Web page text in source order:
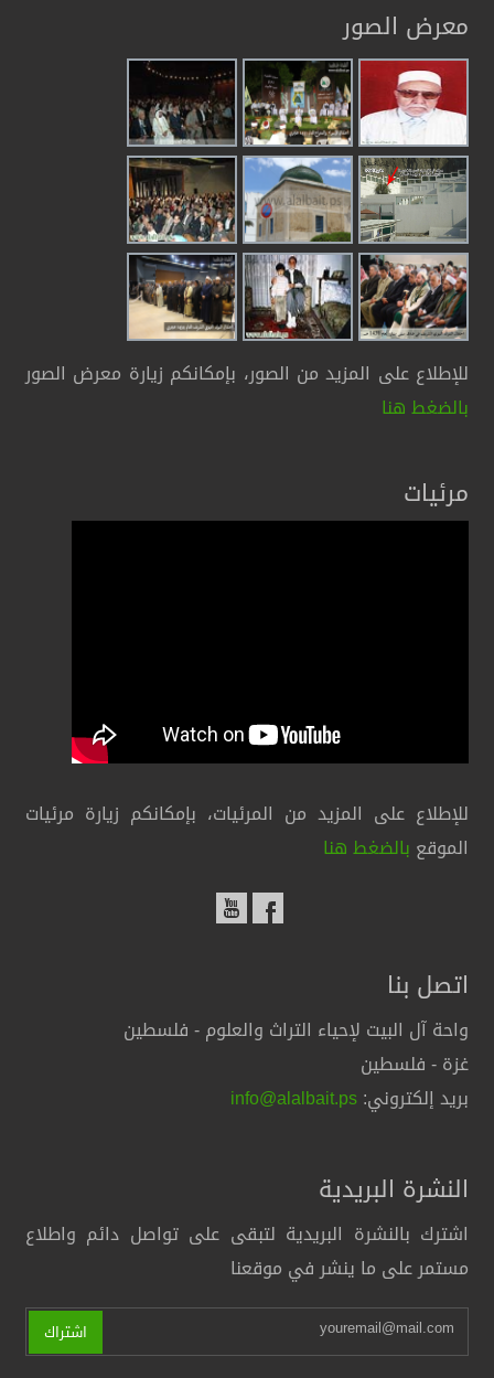
معرض الصور
للإطلاع على المزيد من الصور، بإمكانكم زيارة معرض الصور
بالضغط هنا
مرئيات
للإطلاع على المزيد من المرئيات، بإمكانكم زيارة مرئيات
الموقع بالضغط هنا
اتصل بنا
واحة آل البيت لإحياء التراث والعلوم - فلسطين
غزة - فلسطين
بريد إلكتروني:info@alalbait.ps
النشرة البريدية
اشترك بالنشرة البريدية لتبقى على تواصل دائم واطلاع
مستمر على ما ينشر في موقعنا